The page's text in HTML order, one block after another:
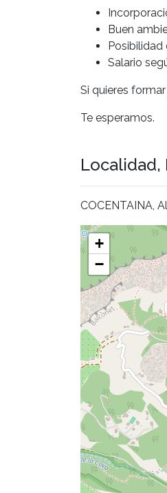
Buen
Salario
Si quieres
Te esperamos.
Localidad,
COCENTAINA,
+
−